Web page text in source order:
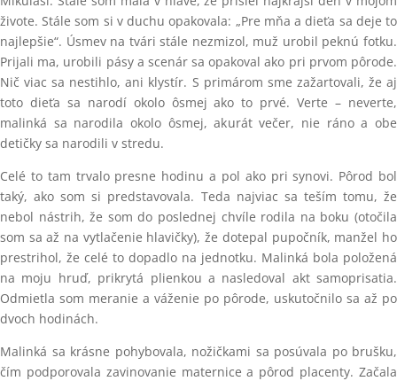
živote. Stále som si v duchu opakovala: „Pre mňa a dieťa sa deje to
najlepšie“. Úsmev na tvári stále nezmizol, muž urobil peknú fotku.
Prijali ma, urobili pásy a scenár sa opakoval ako pri prvom pôrode.
Nič viac sa nestihlo, ani klystír. S primárom sme zažartovali, že aj
toto dieťa sa narodí okolo ôsmej ako to prvé. Verte – neverte,
malinká sa narodila okolo ôsmej, akurát večer, nie ráno a obe
detičky sa narodili v stredu.
Celé to tam trvalo presne hodinu a pol ako pri synovi. Pôrod bol
taký, ako som si predstavovala. Teda najviac sa teším tomu, že
nebol nástrih, že som do poslednej chvíle rodila na boku (otočila
som sa až na vytlačenie hlavičky), že dotepal pupočník, manžel ho
prestrihol, že celé to dopadlo na jednotku. Malinká bola položená
na moju hruď, prikrytá plienkou a nasledoval akt samoprisatia.
Odmietla som meranie a váženie po pôrode, uskutočnilo sa až po
dvoch hodinách.
Malinká sa krásne pohybovala, nožičkami sa posúvala po brušku,
čím podporovala zavinovanie maternice a pôrod placenty. Začala